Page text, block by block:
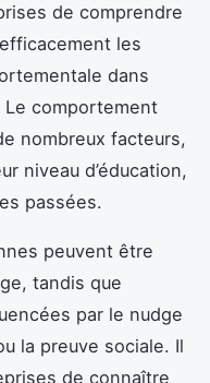
de comprendre
les
dans
comportement
nombreux facteurs,
niveau d’éducation,
passées.
peuvent être
tandis que
par le nudge
la preuve sociale. Il
de connaître